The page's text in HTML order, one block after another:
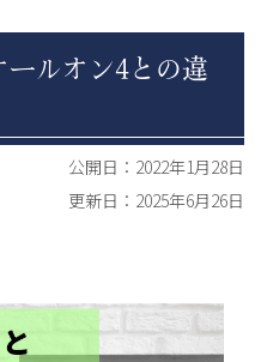
ールオン4との違
公開日： 2022年1月28日
更新日： 2025年6月26日